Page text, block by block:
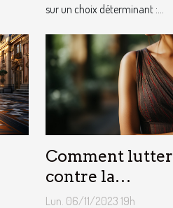
sur un choix déterminant :...
Comment lutter
contre la
démangeaison ?
Lun. 06/11/2023 19h